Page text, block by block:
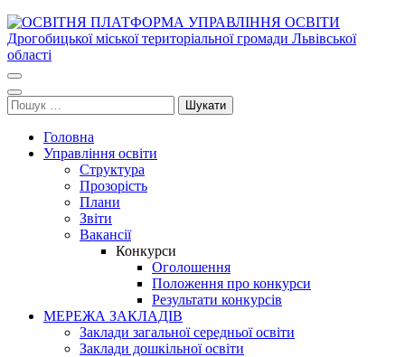
Дрогобицької міської територіальної громади Львівської області
Пошук:
Головна
Управління освіти
Структура
Прозорість
Плани
Звіти
Вакансії
Конкурси
Оголошення
Положення про конкурси
Результати конкурсів
МЕРЕЖА ЗАКЛАДІВ
Заклади загальної середньої освіти
Заклади дошкільної освіти